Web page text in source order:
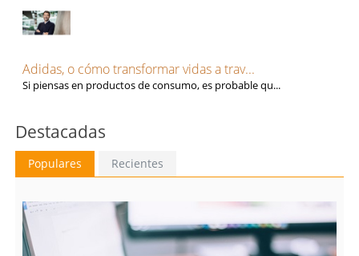
Adidas, o cómo transformar vidas a trav...
Si piensas en productos de consumo, es probable qu...
Destacadas
Populares Recientes